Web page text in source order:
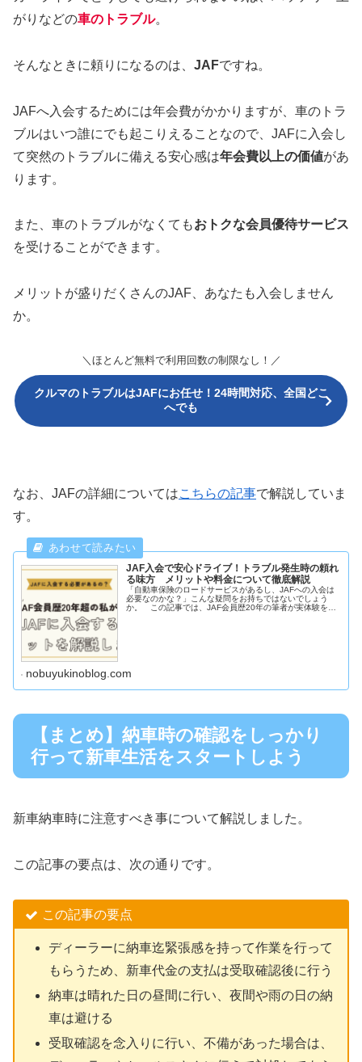
がりなどの車のトラブル。
そんなときに頼りになるのは、 JAFですね。
JAFへ入会するためには年会費がかかりますが、車のトラ
ブルはいつ誰にでも起こりえることなので、JAFに入会し
て突然のトラブルに備える安心感は年会費以上の価値があ
ります。
また、車のトラブルがなくてもおトクな会員優待サービス
を受けることができます。
メリットが盛りだくさんのJAF、あなたも入会しません
か。
＼ほとんど無料で利用回数の制限なし！／
クルマのトラブルはJAFにお任せ！24時間対応、全国どこ
へでも
なお、JAFの詳細についてはこちらの記事で解説していま
す。
JAF入会で安心ドライブ！トラブル発生時の頼れ
る味方 メリットや料金について徹底解説
「自動車保険のロードサービスがあるし、JAFへの入会は
必要なのかな？」こんな疑問をお持ちではないでしょう
か。 この記事では、JAF会員歴20年の筆者が実体験を基
nobuyukinoblog.com
【まとめ】納車時の確認をしっかり
行って新車生活をスタートしよう
新車納車時に注意すべき事について解説しました。
この記事の要点は、次の通りです。
この記事の要点
ディーラーに納車迄緊張感を持って作業を行って
もらうため、新車代金の支払は受取確認後に行う
納車は晴れた日の昼間に行い、夜間や雨の日の納
車は避ける
受取確認を念入りに行い、不備があった場合は、